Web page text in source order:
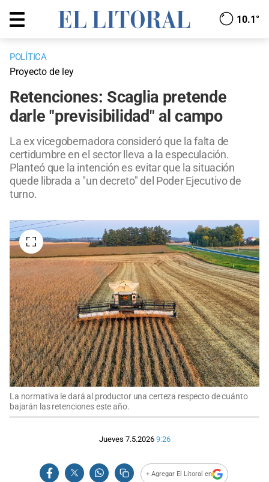
10.1°
POLÍTICA
Proyecto de ley
Retenciones: Scaglia pretende
darle "previsibilidad" al campo
La ex vicegobernadora consideró que la falta de
certidumbre en el sector lleva a la especulación.
Planteó que la intención es evitar que la situación
quede librada a "un decreto" del Poder Ejecutivo de
turno.
La normativa le dará al productor una certeza respecto de cuánto
bajarán las retenciones este año.
Jueves 7.5.2026 9:26
+ Agregar El Litoral en